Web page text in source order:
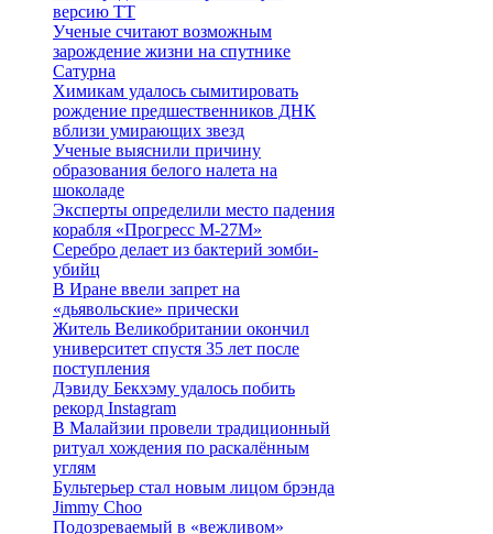
версию TT
Ученые считают возможным
зарождение жизни на спутнике
Сатурна
Химикам удалось сымитировать
рождение предшественников ДНК
вблизи умирающих звезд
Ученые выяснили причину
образования белого налета на
шоколаде
Эксперты определили место падения
корабля «Прогресс М-27М»
Серебро делает из бактерий зомби-
убийц
В Иране ввели запрет на
«дьявольские» прически
Житель Великобритании окончил
университет спустя 35 лет после
поступления
Дэвиду Бекхэму удалось побить
рекорд Instagram
В Малайзии провели традиционный
ритуал хождения по раскалённым
углям
Бультерьер стал новым лицом брэнда
Jimmy Choo
Подозреваемый в «вежливом»